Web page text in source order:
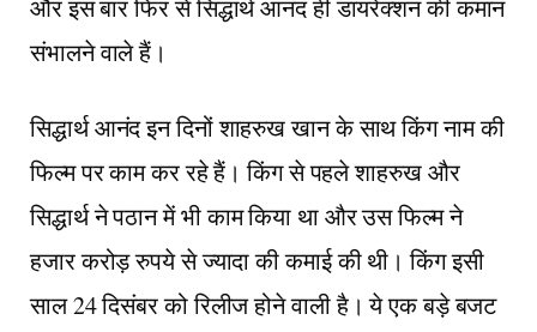
और इस बार फिर से सिद्धार्थ आनंद ही डायरेक्शन की कमान
संभालने वाले हैं।
सिद्धार्थ आनंद इन दिनों शाहरुख खान के साथ किंग नाम की
फिल्म पर काम कर रहे हैं। किंग से पहले शाहरुख और
सिद्धार्थ ने पठान में भी काम किया था और उस फिल्म ने
हजार करोड़ रुपये से ज्यादा की कमाई की थी। किंग इसी
साल 24 दिसंबर को रिलीज होने वाली है। ये एक बड़े बजट